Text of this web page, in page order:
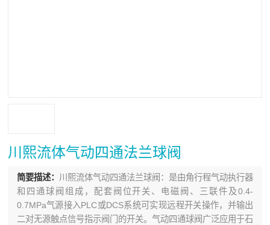
川熙流体气动四通法兰球阀
简要描述： 川熙流体气动四通法兰球阀：是由角行程气动执行器
和四通球阀组成，配套阀位开关、电磁阀、三联件及0.4-
0.7MPa气源接入PLC或DCS系统可实现远程开关操作，并输出
二对无源触点信号指示阀门的开关。气动四通球阀广泛应用于石